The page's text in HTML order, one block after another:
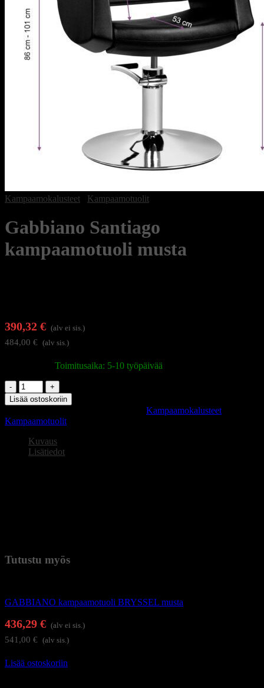
Kampaamokalusteet Kampaamotuolit
Gabbiano Santiago
kampaamotuoli musta
390,32 € (alv ei sis.)
484,00 € (alv sis.)
Toimitusaika: 5-10 työpäivää
Gabbiano
Santiago
kampaamotuoli
määrä
Lisää ostoskoriin
Kampaamokalusteet
Kampaamotuolit
Kuvaus
Lisätiedot
Tutustu myös
GABBIANO kampaamotuoli BRYSSEL musta
436,29 € (alv ei sis.)
541,00 € (alv sis.)
Lisää ostoskoriin